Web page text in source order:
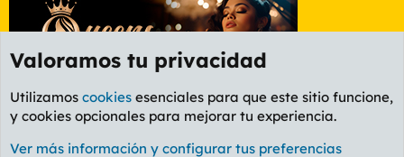
Foro General
Valoramos tu privacidad
Utilizamos cookies esenciales para que este sitio funcione,
y cookies opcionales para mejorar tu experiencia.
Ver más información y configurar tus preferencias